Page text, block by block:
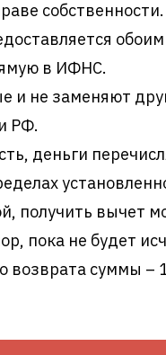
собственности.
обоим
в ИФНС.
и не заменяют
РФ.
деньги
получить вычет
пока не будет
возврата суммы –